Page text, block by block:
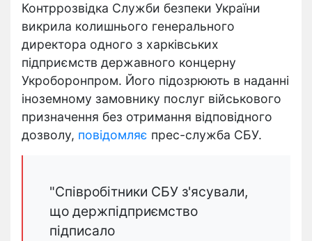
Контррозвідка Служби безпеки України
викрила колишнього генерального
директора одного з харківських
підприємств державного концерну
Укроборонпром. Його підозрюють в наданні
іноземному замовнику послуг військового
призначення без отримання відповідного
дозволу, повідомляє прес-служба СБУ.
"Співробітники СБУ з'ясували,
що держпідприємство
підписало